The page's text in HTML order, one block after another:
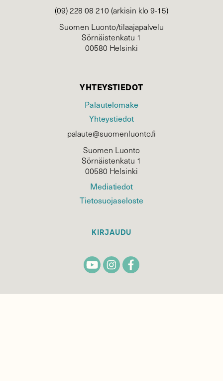
(09) 228 08 210 (arkisin klo 9-15)
Suomen Luonto/tilaajapalvelu
Sörnäistenkatu 1
00580 Helsinki
YHTEYSTIEDOT
Palautelomake
Yhteystiedot
palaute@suomenluonto.fi
Suomen Luonto
Sörnäistenkatu 1
00580 Helsinki
Mediatiedot
Tietosuojaseloste
KIRJAUDU